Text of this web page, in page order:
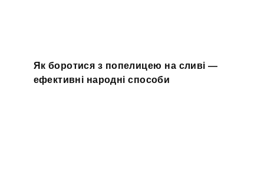
Як боротися з попелицею на сливі —
ефективні народні способи